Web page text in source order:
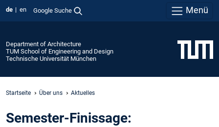
de en Google Suche Menü
Department of Architecture
TUM School of Engineering and Design
Technische Universität München
Startseite Über uns Aktuelles
Semester-Finissage: